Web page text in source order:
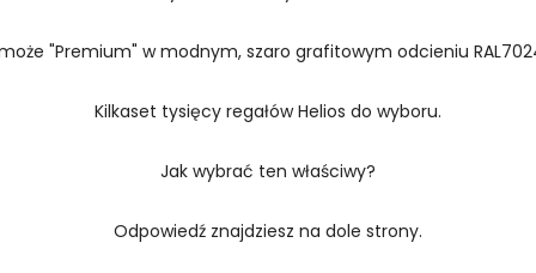
"Premium" w modnym, szaro grafitowym odcieniu
Kilkaset tysięcy regałów Helios do wyboru.
Jak wybrać ten właściwy?
Odpowiedź znajdziesz na dole strony.